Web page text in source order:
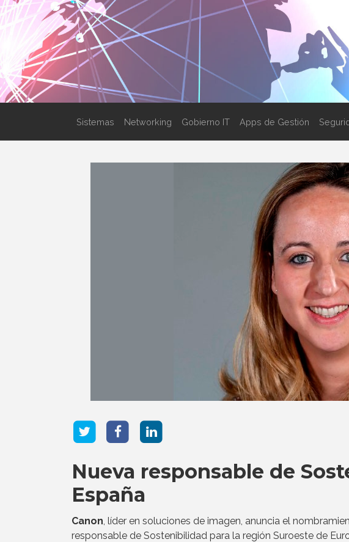
Sistemas Networking Gobierno IT Apps de Gestión
Nueva responsable de
España
Canon , líder en soluciones de imagen, anuncia el
responsable de Sostenibilidad para la región Suroeste de